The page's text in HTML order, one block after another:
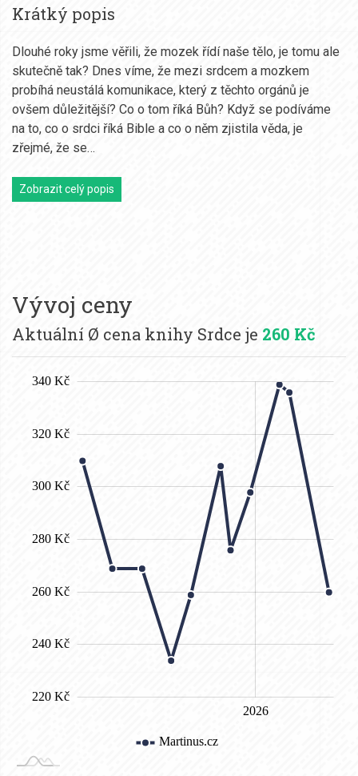
Krátký popis
Dlouhé roky jsme věřili, že mozek řídí naše tělo, je tomu ale
skutečně tak? Dnes víme, že mezi srdcem a mozkem
probíhá neustálá komunikace, který z těchto orgánů je
ovšem důležitější? Co o tom říká Bůh? Když se podíváme
na to, co o srdci říká Bible a co o něm zjistila věda, je
zřejmé, že se…
Zobrazit celý popis
Vývoj ceny
Aktuální Ø cena knihy Srdce je 260 Kč